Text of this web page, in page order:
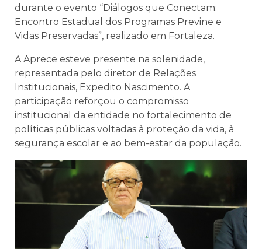
durante o evento “Diálogos que Conectam:
Encontro Estadual dos Programas Previne e
Vidas Preservadas”, realizado em Fortaleza.
A Aprece esteve presente na solenidade,
representada pelo diretor de Relações
Institucionais, Expedito Nascimento. A
participação reforçou o compromisso
institucional da entidade no fortalecimento de
políticas públicas voltadas à proteção da vida, à
segurança escolar e ao bem-estar da população.